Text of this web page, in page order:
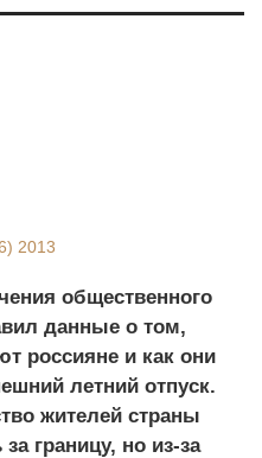
2013
общественного
данные о том,
россияне и как они
летний отпуск.
жителей страны
границу, но из-за